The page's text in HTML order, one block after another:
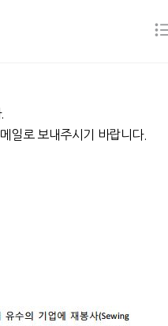
일로 보내주시기 바랍니다.